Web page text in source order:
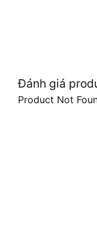
Đánh giá
Product Not